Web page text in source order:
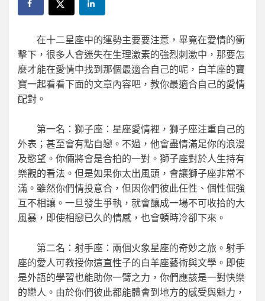
在十二星座中的運勢主要要注意，畢竟在愛情的衝
擊下，很多人會迷失在生理激素的強烈刺激中，那要怎
麼才能在愛情中找到那個最適合自己的呢，白羊座的寶
寶一起看看下面的文章內容吧，教你最適合自己的愛情
配對。
第一名：獅子座：星座愛情裡，獅子座注重自己的
外表；甚至會有點自戀。不過，他會盡情滿足你的浪漫
及慾望。你倆將會是合拍的一對。獅子座對於人生持有
樂觀的看法。但是如果你太出風頭，會讓獅子座非常不
滿。雖然你們情投意合，但因你們彼此任性、個性倔強
互不相讓。一旦發生爭執，就會釀成一場不可收拾的大
風暴，即使相戀已久的情感，也會頓時冷卻下來。
第二名：射手座：兩個火象星座的奇妙之旅。射手
座的愛人可教授你這直性子的白羊座藝術與文學。即使
是外語的學習也能助你一臂之力，你們應該是一對快樂
的戀人。由於你們彼此都能體會到地方的感受與魁力，